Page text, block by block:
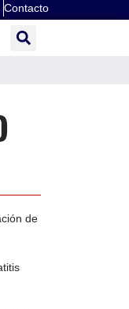
Contacto
de